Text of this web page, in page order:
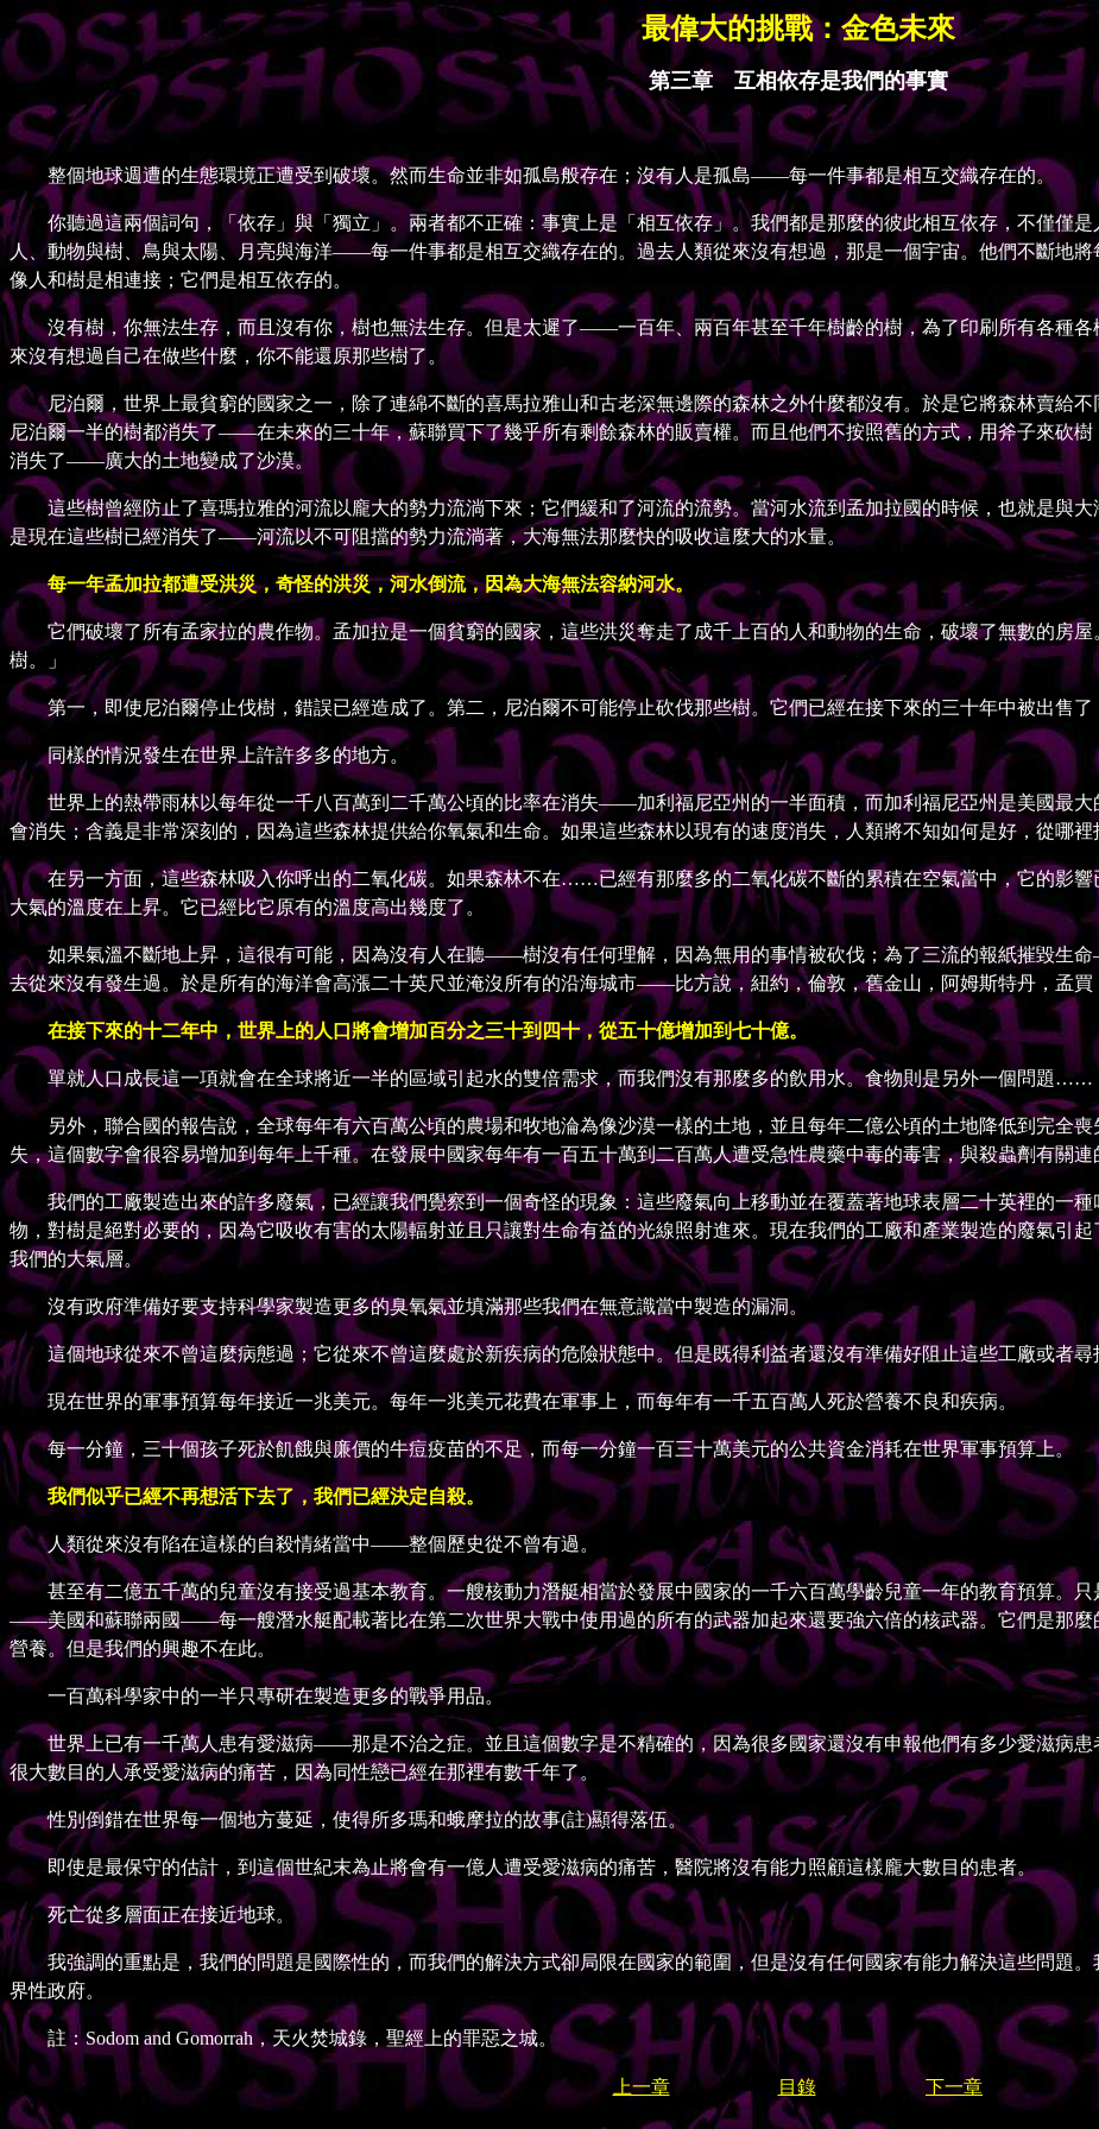
最偉大的挑戰：金色未來
第三章 互相依存是我們的事實
整個地球週遭的生態環境正遭受到破壞。然而生命並非如孤島般存在；沒有人是孤島——每一件事都是相互交織存在的。
你聽過這兩個詞句，「依存」與「獨立」。兩者都不正確：事實上是「相互依存」。我們都是那麼的彼此相互依存，不僅僅是
人、動物與樹、鳥與太陽、月亮與海洋——每一件事都是相互交織存在的。過去人類從來沒有想過，那是一個宇宙。他們不斷地
像人和樹是相連接；它們是相互依存的。
沒有樹，你無法生存，而且沒有你，樹也無法生存。但是太遲了——一百年、兩百年甚至千年樹齡的樹，為了印刷所有各種各
來沒有想過自己在做些什麼，你不能還原那些樹了。
尼泊爾，世界上最貧窮的國家之一，除了連綿不斷的喜馬拉雅山和古老深無邊際的森林之外什麼都沒有。於是它將森林賣給
尼泊爾一半的樹都消失了——在未來的三十年，蘇聯買下了幾乎所有剩餘森林的販賣權。而且他們不按照舊的方式，用斧子來砍
消失了——廣大的土地變成了沙漠。
這些樹曾經防止了喜瑪拉雅的河流以龐大的勢力流淌下來；它們緩和了河流的流勢。當河水流到孟加拉國的時候，也就是與大
是現在這些樹已經消失了——河流以不可阻擋的勢力流淌著，大海無法那麼快的吸收這麼大的水量。
每一年孟加拉都遭受洪災，奇怪的洪災，河水倒流，因為大海無法容納河水。
它們破壞了所有孟家拉的農作物。孟加拉是一個貧窮的國家，這些洪災奪走了成千上百的人和動物的生命，破壞了無數的房屋
樹。」
第一，即使尼泊爾停止伐樹，錯誤已經造成了。第二，尼泊爾不可能停止砍伐那些樹。它們已經在接下來的三十年中被出售了
同樣的情況發生在世界上許許多多的地方。
世界上的熱帶雨林以每年從一千八百萬到二千萬公頃的比率在消失——加利福尼亞州的一半面積，而加利福尼亞州是美國最大
會消失；含義是非常深刻的，因為這些森林提供給你氧氣和生命。如果這些森林以現有的速度消失，人類將不知如何是好，從哪裡
在另一方面，這些森林吸入你呼出的二氧化碳。如果森林不在……已經有那麼多的二氧化碳不斷的累積在空氣當中，它的影響
大氣的溫度在上昇。它已經比它原有的溫度高出幾度了。
如果氣溫不斷地上昇，這很有可能，因為沒有人在聽——樹沒有任何理解，因為無用的事情被砍伐；為了三流的報紙摧毀生
去從來沒有發生過。於是所有的海洋會高漲二十英尺並淹沒所有的沿海城市——比方說，紐約，倫敦，舊金山，阿姆斯特丹，孟買
在接下來的十二年中，世界上的人口將會增加百分之三十到四十，從五十億增加到七十億。
單就人口成長這一項就會在全球將近一半的區域引起水的雙倍需求，而我們沒有那麼多的飲用水。食物則是另外一個問題……
另外，聯合國的報告說，全球每年有六百萬公頃的農場和牧地淪為像沙漠一樣的土地，並且每年二億公頃的土地降低到完全
失，這個數字會很容易增加到每年上千種。在發展中國家每年有一百五十萬到二百萬人遭受急性農藥中毒的毒害，與殺蟲劑有關
我們的工廠製造出來的許多廢氣，已經讓我們覺察到一個奇怪的現象：這些廢氣向上移動並在覆蓋著地球表層二十英裡的一種
物，對樹是絕對必要的，因為它吸收有害的太陽輻射並且只讓對生命有益的光線照射進來。現在我們的工廠和產業製造的廢氣引
我們的大氣層。
沒有政府準備好要支持科學家製造更多的臭氧氣並填滿那些我們在無意識當中製造的漏洞。
這個地球從來不曾這麼病態過；它從來不曾這麼處於新疾病的危險狀態中。但是既得利益者還沒有準備好阻止這些工廠或者尋
現在世界的軍事預算每年接近一兆美元。每年一兆美元花費在軍事上，而每年有一千五百萬人死於營養不良和疾病。
每一分鐘，三十個孩子死於飢餓與廉價的牛痘疫苗的不足，而每一分鐘一百三十萬美元的公共資金消耗在世界軍事預算上。
我們似乎已經不再想活下去了，我們已經決定自殺。
人類從來沒有陷在這樣的自殺情緒當中——整個歷史從不曾有過。
甚至有二億五千萬的兒童沒有接受過基本教育。一艘核動力潛艇相當於發展中國家的一千六百萬學齡兒童一年的教育預算。只
——美國和蘇聯兩國——每一艘潛水艇配載著比在第二次世界大戰中使用過的所有的武器加起來還要強六倍的核武器。它們是那麼
營養。但是我們的興趣不在此。
一百萬科學家中的一半只專研在製造更多的戰爭用品。
世界上已有一千萬人患有愛滋病——那是不治之症。並且這個數字是不精確的，因為很多國家還沒有申報他們有多少愛滋病
很大數目的人承受愛滋病的痛苦，因為同性戀已經在那裡有數千年了。
性別倒錯在世界每一個地方蔓延，使得所多瑪和蛾摩拉的故事(註)顯得落伍。
即使是最保守的估計，到這個世紀末為止將會有一億人遭受愛滋病的痛苦，醫院將沒有能力照顧這樣龐大數目的患者。
死亡從多層面正在接近地球。
我強調的重點是，我們的問題是國際性的，而我們的解決方式卻局限在國家的範圍，但是沒有任何國家有能力解決這些問題
界性政府。
註：Sodom and Gomorrah，天火焚城錄，聖經上的罪惡之城。
上一章 目錄 下一章